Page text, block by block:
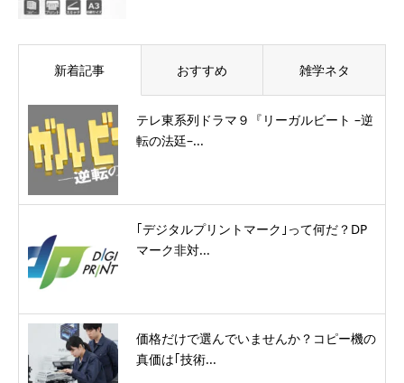
新着記事 おすすめ 雑学ネタ
テレ東系列ドラマ９『リーガルビート –逆
転の法廷–...
｢デジタルプリントマーク｣って何だ？DP
マーク非対...
価格だけで選んでいませんか？コピー機の
真価は｢技術...